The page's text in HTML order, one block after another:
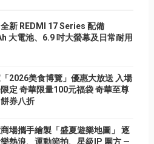
新 REDMI 17 Series 配備
大電池、6.9 吋大螢幕及日常耐用
2026美食博覽」優惠大放送 入場
定 奇華限量100元福袋 奇華至尊
券八折
場攜手繪製「盛夏遊樂地圖」 逐
熱浪、運動節拍、星級IP 圍方 —